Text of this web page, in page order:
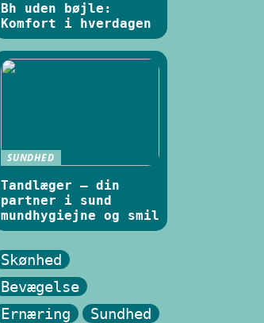
Bh uden bøjle:
Komfort i hverdagen
SUNDHED
Tandlæger – din
partner i sund
mundhygiejne og smil
Skønhed
Bevægelse
Ernæring
Sundhed